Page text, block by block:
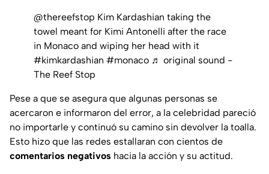
@thereefstop Kim Kardashian taking the
towel meant for Kimi Antonelli after the race
in Monaco and wiping her head with it
#kimkardashian #monaco ♬ original sound -
The Reef Stop
Pese a que se asegura que algunas personas se
acercaron e informaron del error, a la celebridad pareció
no importarle y continuó su camino sin devolver la toalla.
Esto hizo que las redes estallaran con cientos de
comentarios negativos hacia la acción y su actitud.